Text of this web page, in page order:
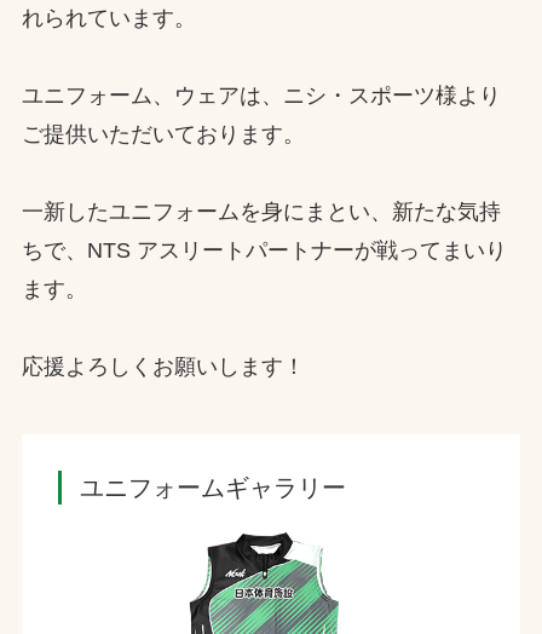
れられています。
ユニフォーム、ウェアは、ニシ・スポーツ様より
ご提供いただいております。
一新したユニフォームを身にまとい、新たな気持
ちで、NTS アスリートパートナーが戦ってまいり
ます。
応援よろしくお願いします！
ユニフォームギャラリー